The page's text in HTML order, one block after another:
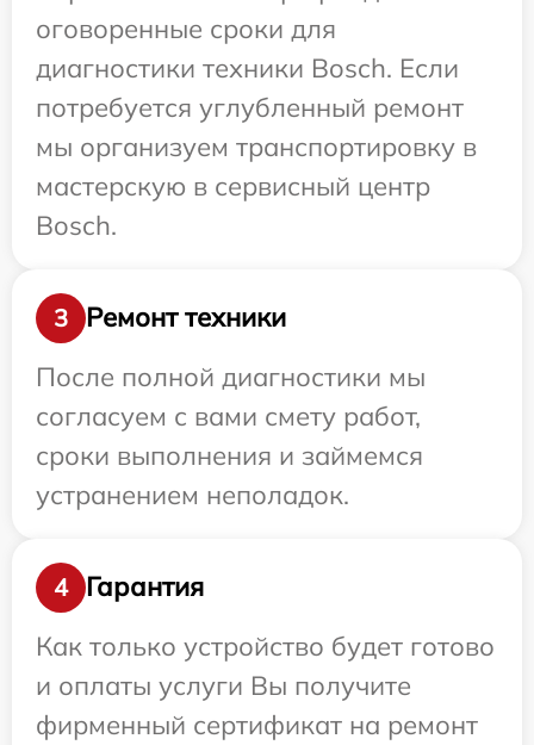
оговоренные сроки для
диагностики техники Bosch. Если
потребуется углубленный ремонт
мы организуем транспортировку в
мастерскую в сервисный центр
Bosch.
3
Ремонт техники
После полной диагностики мы
согласуем с вами смету работ,
сроки выполнения и займемся
устранением неполадок.
4
Гарантия
Как только устройство будет готово
и оплаты услуги Вы получите
фирменный сертификат на ремонт